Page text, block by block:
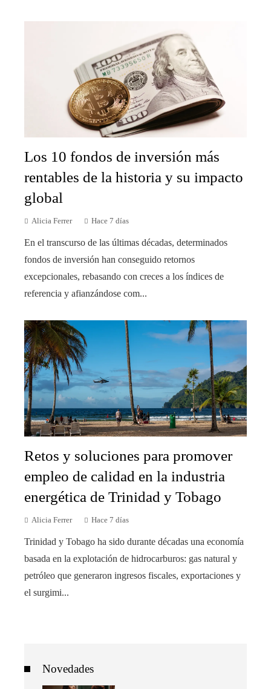
Los 10 fondos de inversión más
rentables de la historia y su impacto
global
Alicia Ferrer Hace 7 días
En el transcurso de las últimas décadas, determinados
fondos de inversión han conseguido retornos
excepcionales, rebasando con creces a los índices de
referencia y afianzándose com...
Retos y soluciones para promover
empleo de calidad en la industria
energética de Trinidad y Tobago
Alicia Ferrer Hace 7 días
Trinidad y Tobago ha sido durante décadas una economía
basada en la explotación de hidrocarburos: gas natural y
petróleo que generaron ingresos fiscales, exportaciones y
el surgimi...
Novedades